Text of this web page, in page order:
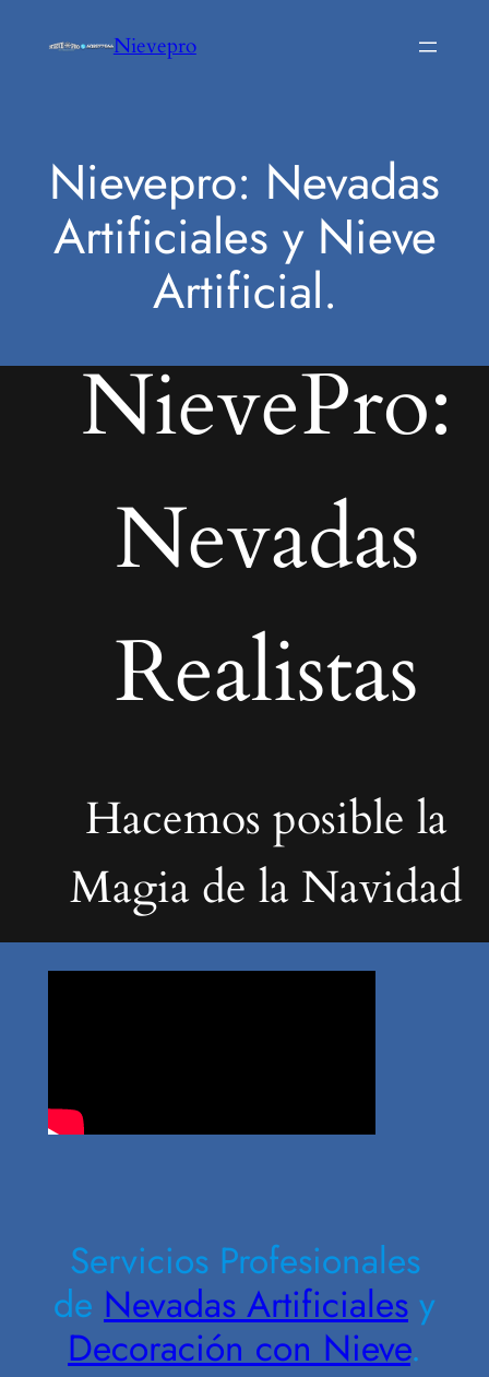
Nievepro
Nievepro: Nevadas
Artificiales y Nieve
Artificial.
NievePro:
Nevadas
Realistas
Hacemos posible la
Magia de la Navidad
Servicios Profesionales
de Nevadas Artificiales y
Decoración con Nieve.